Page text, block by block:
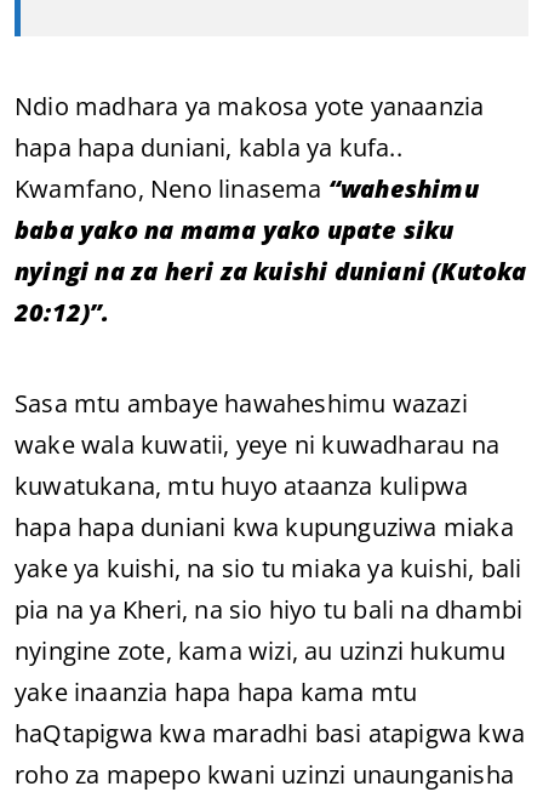
Ndio madhara ya makosa yote yanaanzia
hapa hapa duniani, kabla ya kufa..
Kwamfano, Neno linasema “waheshimu
baba yako na mama yako upate siku
nyingi na za heri za kuishi duniani (Kutoka
20:12)”.
Sasa mtu ambaye hawaheshimu wazazi
wake wala kuwatii, yeye ni kuwadharau na
kuwatukana, mtu huyo ataanza kulipwa
hapa hapa duniani kwa kupunguziwa miaka
yake ya kuishi, na sio tu miaka ya kuishi, bali
pia na ya Kheri, na sio hiyo tu bali na dhambi
nyingine zote, kama wizi, au uzinzi hukumu
yake inaanzia hapa hapa kama mtu
haQtapigwa kwa maradhi basi atapigwa kwa
roho za mapepo kwani uzinzi unaunganisha